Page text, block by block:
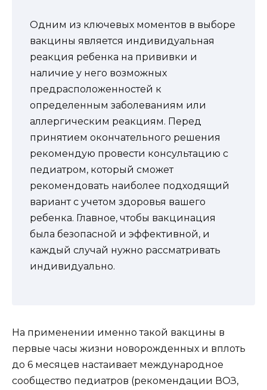
Одним из ключевых моментов в выборе
вакцины является индивидуальная
реакция ребенка на прививки и
наличие у него возможных
предрасположенностей к
определенным заболеваниям или
аллергическим реакциям. Перед
принятием окончательного решения
рекомендую провести консультацию с
педиатром, который сможет
рекомендовать наиболее подходящий
вариант с учетом здоровья вашего
ребенка. Главное, чтобы вакцинация
была безопасной и эффективной, и
каждый случай нужно рассматривать
индивидуально.
На применении именно такой вакцины в
первые часы жизни новорожденных и вплоть
до 6 месяцев настаивает международное
сообщество педиатров (рекомендации ВОЗ,